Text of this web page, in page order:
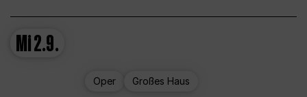
Mi2.9.
Oper Großes Haus